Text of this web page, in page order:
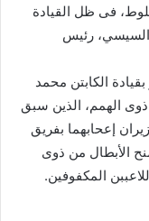
فى ظل القيادة
السيسي، رئيس
الكابتن محمد
الهمم، الذين سبق
إعحابهما بفريق
الأبطال من ذوى
المكفوفين.